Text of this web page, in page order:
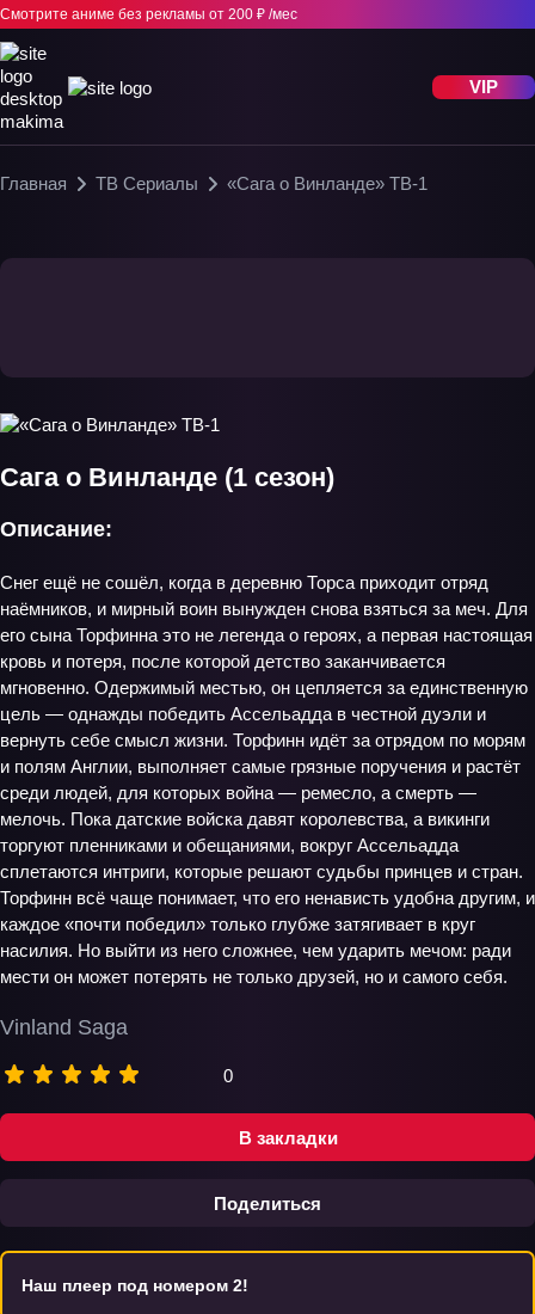
Смотрите аниме без рекламы от 200 ₽ /мес
VIP
Главная ТВ Сериалы «Сага о Винланде» ТВ-1
В закладки
Поделиться
Сага о Винланде (1 сезон)
Vinland Saga
0
Описание:
Снег ещё не сошёл, когда в деревню Торса приходит отряд
наёмников, и мирный воин вынужден снова взяться за меч. Для
его сына Торфинна это не легенда о героях, а первая настоящая
кровь и потеря, после которой детство заканчивается
мгновенно. Одержимый местью, он цепляется за единственную
цель — однажды победить Ассельадда в честной дуэли и
вернуть себе смысл жизни. Торфинн идёт за отрядом по морям
и полям Англии, выполняет самые грязные поручения и растёт
среди людей, для которых война — ремесло, а смерть —
мелочь. Пока датские войска давят королевства, а викинги
торгуют пленниками и обещаниями, вокруг Ассельадда
сплетаются интриги, которые решают судьбы принцев и стран.
Торфинн всё чаще понимает, что его ненависть удобна другим, и
каждое «почти победил» только глубже затягивает в круг
насилия. Но выйти из него сложнее, чем ударить мечом: ради
мести он может потерять не только друзей, но и самого себя.
Наш плеер под номером 2!